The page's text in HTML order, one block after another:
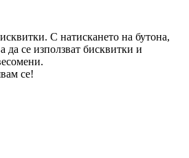
С натискането на бутона,
да се използват бисквитки и
се!